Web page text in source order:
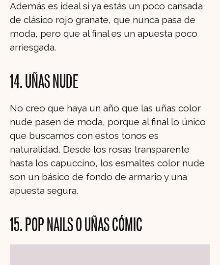
Además es ideal si ya estás un poco cansada
de clásico rojo granate, que nunca pasa de
moda, pero que al final es un apuesta poco
arriesgada.
14. UÑAS NUDE
No creo que haya un año que las uñas color
nude pasen de moda, porque al final lo único
que buscamos con estos tonos es
naturalidad. Desde los rosas transparente
hasta los capuccino, los esmaltes color nude
son un básico de fondo de armario y una
apuesta segura.
15. POP NAILS O UÑAS CÓMIC